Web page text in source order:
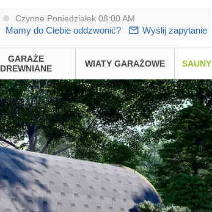
Czynne Poniedziałek 08:00 AM
Mamy do Ciebie oddzwonić? Wyślij zapytanie
GARAŻE
DREWNIANE
WIATY GARAŻOWE